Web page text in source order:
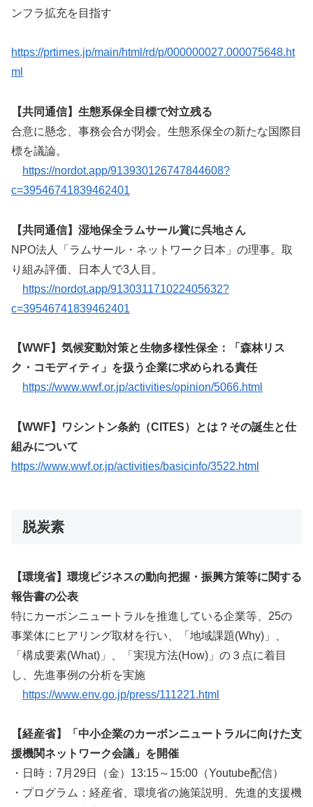
ンフラ拡充を目指す
https://prtimes.jp/main/html/rd/p/000000027.000075648.ht
ml
【共同通信】生態系保全目標で対立残る
合意に懸念、事務会合が閉会。生態系保全の新たな国際目
標を議論。
https://nordot.app/913930126747844608?
c=39546741839462401
【共同通信】湿地保全ラムサール賞に呉地さん
NPO法人「ラムサール・ネットワーク日本」の理事。取
り組み評価、日本人で3人目。
https://nordot.app/913031171022405632?
c=39546741839462401
【WWF】気候変動対策と生物多様性保全：「森林リス
ク・コモディティ」を扱う企業に求められる責任
https://www.wwf.or.jp/activities/opinion/5066.html
【WWF】ワシントン条約（CITES）とは？その誕生と仕
組みについて
https://www.wwf.or.jp/activities/basicinfo/3522.html
脱炭素
【環境省】環境ビジネスの動向把握・振興方策等に関する
報告書の公表
特にカーボンニュートラルを推進している企業等、25の
事業体にヒアリング取材を行い、「地域課題(Why)」、
「構成要素(What)」、「実現方法(How)」の３点に着目
し、先進事例の分析を実施
https://www.env.go.jp/press/111221.html
【経産省】「中小企業のカーボンニュートラルに向けた支
援機関ネットワーク会議」を開催
・日時：7月29日（金）13:15～15:00（Youtube配信）
・プログラム：経産省、環境省の施策説明、先進的支援機